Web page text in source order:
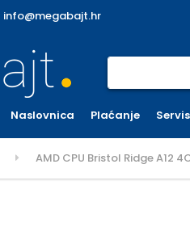
info@megabajt.hr
Naslovnica Plaćanje Servis
AMD CPU Bristol Ridge A12